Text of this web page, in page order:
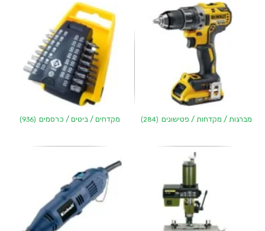
מברגות / מקדחות / פטישונים (284) מקדחים / ביטים / כרסמים (936)